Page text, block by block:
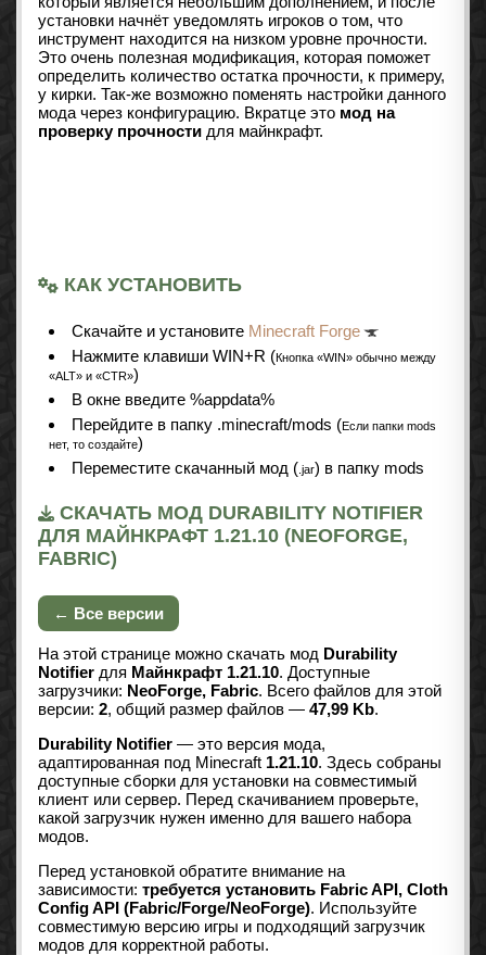
установки начнёт уведомлять игроков о том, что
инструмент находится на низком уровне прочности.
Это очень полезная модификация, которая поможет
определить количество остатка прочности, к примеру,
у кирки. Так-же возможно поменять настройки данного
мода через конфигурацию. Вкратце это мод на
проверку прочности для майнкрафт.
КАК УСТАНОВИТЬ
Cкачайте и установите Minecraft Forge
Нажмите клавиши WIN+R (Кнопка «WIN» обычно между
«ALT» и «CTR»)
В окне введите %appdata%
Перейдите в папку .minecraft/mods (Если папки mods
нет, то создайте)
Переместите скачанный мод ( .jar) в папку mods
СКАЧАТЬ МОД DURABILITY NOTIFIER
ДЛЯ МАЙНКРАФТ 1.21.10 (NEOFORGE,
FABRIC)
← Все версии
На этой странице можно скачать мод Durability
Notifier для Майнкрафт 1.21.10. Доступные
загрузчики: NeoForge, Fabric. Всего файлов для этой
версии: 2, общий размер файлов — 47,99 Kb.
Durability Notifier — это версия мода,
адаптированная под Minecraft 1.21.10. Здесь собраны
доступные сборки для установки на совместимый
клиент или сервер. Перед скачиванием проверьте,
какой загрузчик нужен именно для вашего набора
модов.
Перед установкой обратите внимание на
зависимости: требуется установить Fabric API, Cloth
Config API (Fabric/Forge/NeoForge). Используйте
совместимую версию игры и подходящий загрузчик
модов для корректной работы.